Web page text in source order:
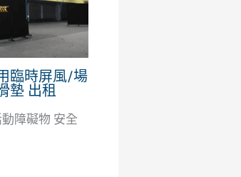
臨時屏風/場
墊 出租
障礙物 安全